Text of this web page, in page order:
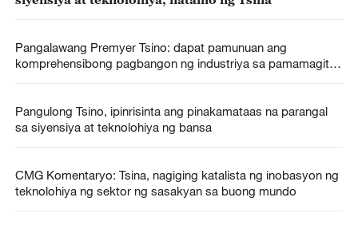
Pangalawang Premyer Tsino: dapat pamunuan ang
komprehensibong pagbangon ng industriya sa pamamagitan
Pangulong Tsino, ipinrisinta ang pinakamataas na parangal
sa siyensiya at teknolohiya ng bansa
CMG Komentaryo: Tsina, nagiging katalista ng inobasyon ng
teknolohiya ng sektor ng sasakyan sa buong mundo